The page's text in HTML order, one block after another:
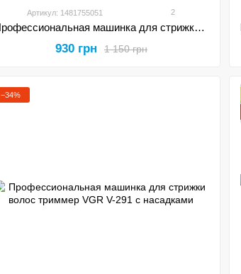
Артикул: 1481755051 2
Профессиональная машинка для стрижки волос VGR V-130 сетевая
1 150 грн
930 грн
−34%